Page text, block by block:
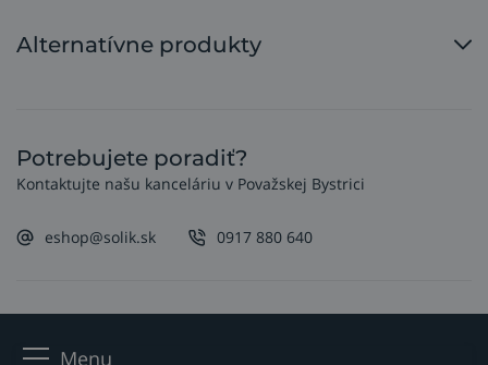
Alternatívne produkty
Potrebujete poradiť?
Kontaktujte našu kanceláriu v Považskej Bystrici
eshop@solik.sk 0917 880 640
Menu